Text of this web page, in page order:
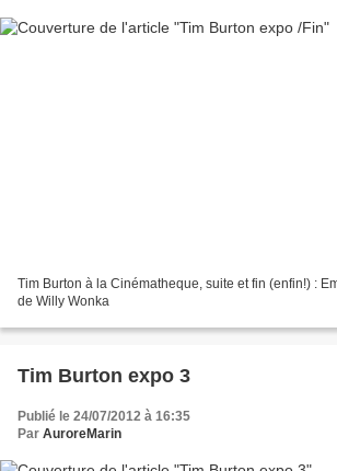
Tim Burton à la Cinématheque, suite et fin (enfin!) :
de Willy Wonka
Tim Burton expo 3
Publié le 24/07/2012 à 16:35
Par AuroreMarin